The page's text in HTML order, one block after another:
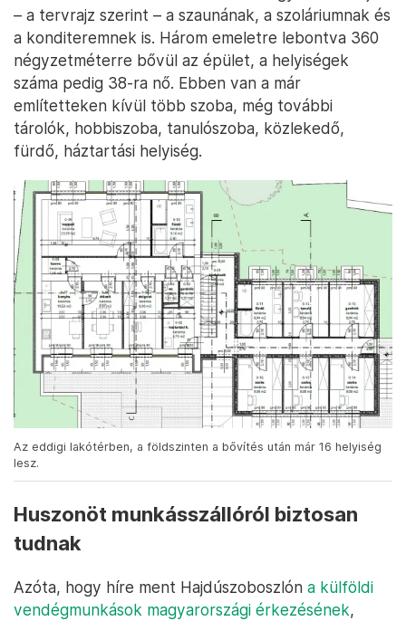
– a tervrajz szerint – a szaunának, a szoláriumnak és
a konditeremnek is. Három emeletre lebontva 360
négyzetméterre bővül az épület, a helyiségek
száma pedig 38-ra nő. Ebben van a már
említetteken kívül több szoba, még további
tárolók, hobbiszoba, tanulószoba, közlekedő,
fürdő, háztartási helyiség.
Az eddigi lakótérben, a földszinten a bővítés után már 16 helyiség
lesz.
Huszonöt munkásszállóról biztosan
tudnak
Azóta, hogy híre ment Hajdúszoboszlón a külföldi
vendégmunkások magyarországi érkezésének,